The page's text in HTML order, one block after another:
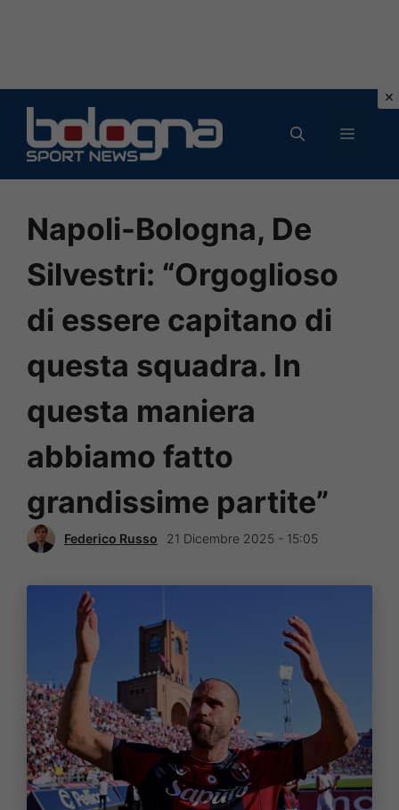
contenuto
MENU
Napoli-Bologna, De
Silvestri: “Orgoglioso
di essere capitano di
questa squadra. In
questa maniera
abbiamo fatto
grandissime partite”
Federico Russo 21 Dicembre 2025 - 15:05